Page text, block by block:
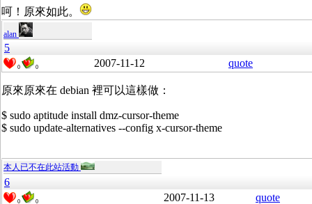
呵！原來如此。
alan
5
0 0 2007-11-12 quote
原來原來在 debian 裡可以這樣做：
$ sudo aptitude install dmz-cursor-theme
$ sudo update-alternatives --config x-cursor-theme
本人已不在此站活動
6
0 0 2007-11-13 quote